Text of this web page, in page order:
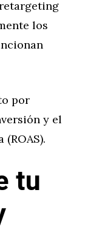
los
por
y el
tu